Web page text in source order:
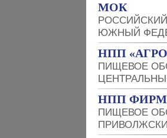
МОК
ЮЖНЫЙ
НПП
ПИЩЕВОЕ
НПП
ПИЩЕВОЕ